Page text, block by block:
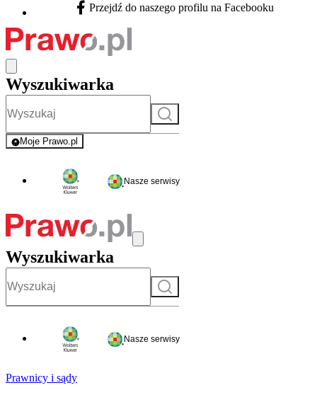
Facebook - otwiera się w nowej karcie
Przejdź do naszego profilu na Facebooku
Wyszukiwarka
Szukaj
Moje Prawo.pl
- rejestracja i logowanie do serwisu
Nasze serwisy
Wyszukiwarka
Szukaj
Nasze serwisy
Prawnicy i sądy